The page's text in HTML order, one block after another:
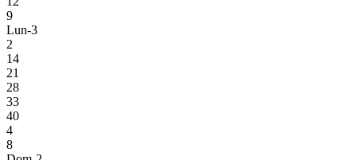
9
Lun-3
2
14
21
28
33
40
4
8